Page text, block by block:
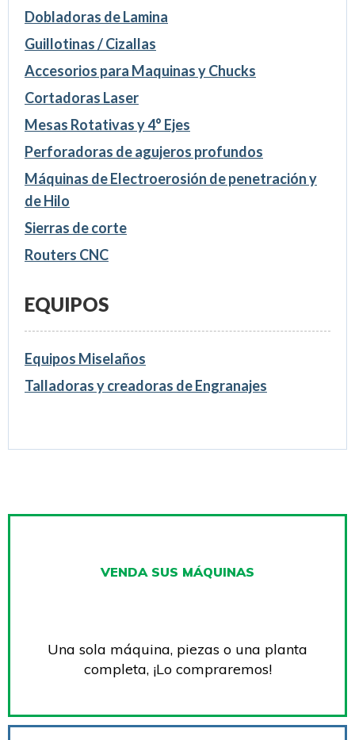
Dobladoras de Lamina
Guillotinas / Cizallas
Accesorios para Maquinas y Chucks
Cortadoras Laser
Mesas Rotativas y 4° Ejes
Perforadoras de agujeros profundos
Máquinas de Electroerosión de penetración y
de Hilo
Sierras de corte
Routers CNC
EQUIPOS
Equipos Miselaños
Talladoras y creadoras de Engranajes
VENDA SUS MÁQUINAS
Una sola máquina, piezas o una planta
completa, ¡Lo compraremos!